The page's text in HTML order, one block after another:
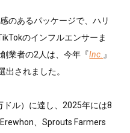
のあるパッケージで、ハリ
のインフルエンサーま
業者の2人は、今年『Inc. 』
出されました。
ル）に達し、2025年には8
、Sprouts Farmers